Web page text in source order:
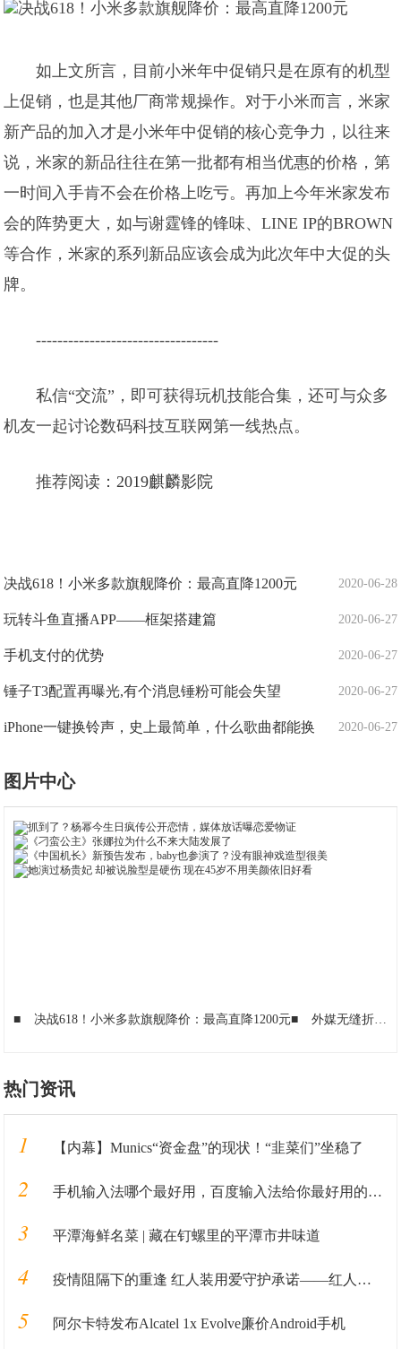
如上文所言，目前小米年中促销只是在原有的机型
上促销，也是其他厂商常规操作。对于小米而言，米家
新产品的加入才是小米年中促销的核心竞争力，以往来
说，米家的新品往往在第一批都有相当优惠的价格，第
一时间入手肯不会在价格上吃亏。再加上今年米家发布
会的阵势更大，如与谢霆锋的锋味、LINE IP的BROWN
等合作，米家的系列新品应该会成为此次年中大促的头
牌。
----------------------------------
私信“交流”，即可获得玩机技能合集，还可与众多
机友一起讨论数码科技互联网第一线热点。
推荐阅读：2019麒麟影院
2020-06-28
决战618！小米多款旗舰降价：最高直降1200元
2020-06-27
玩转斗鱼直播APP——框架搭建篇
2020-06-27
手机支付的优势
2020-06-27
锤子T3配置再曝光,有个消息锤粉可能会失望
2020-06-27
iPhone一键换铃声，史上最简单，什么歌曲都能换
图片中心
■ 决战618！小米多款旗舰降价：最高直降1200元■ 外媒无缝折叠+超薄5G手机华为MateX到底是一个多强大的对手
热门资讯
1 【内幕】Munics“资金盘”的现状！“韭菜们”坐稳了
2 手机输入法哪个最好用，百度输入法给你最好用的输入法全新体验
3 平潭海鲜名菜 | 藏在钉螺里的平潭市井味道
4 疫情阻隔下的重逢 红人装用爱守护承诺——红人装敬老院公益特别活动
5 阿尔卡特发布Alcatel 1x Evolve廉价Android手机